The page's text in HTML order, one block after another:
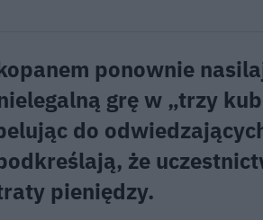
ponownie
grę w „trzy
do
że
pieniędzy.